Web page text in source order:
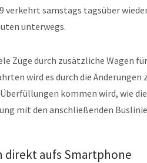
verkehrt samstags tagsüber
unterwegs.
Züge durch zusätzliche Wagen
wird es durch die
kommen wird, wie
mit den anschließenden
direkt aufs Smartphone